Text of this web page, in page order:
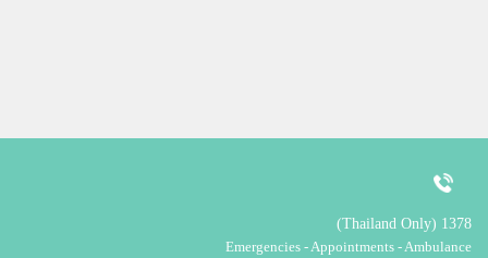
1378 (Thailand Only)
Emergencies - Appointments - Ambulance